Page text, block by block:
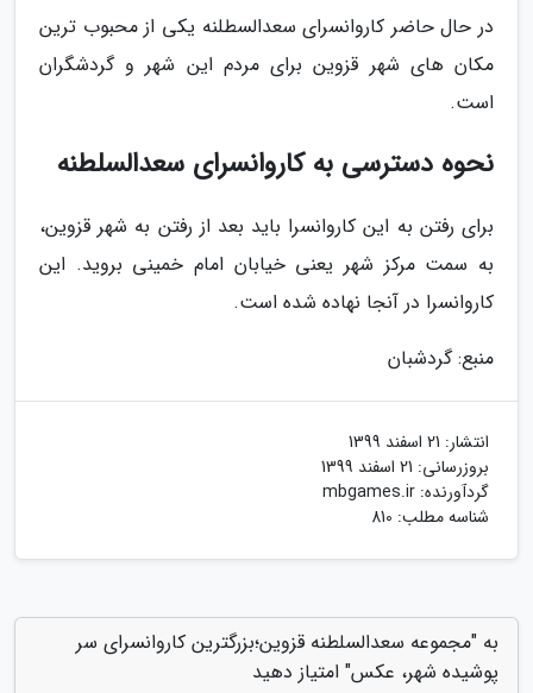
در حال حاضر کاروانسرای سعدالسطلنه یکی از محبوب ترین
مکان های شهر قزوین برای مردم این شهر و گردشگران
است.
نحوه دسترسی به کاروانسرای سعدالسلطنه
برای رفتن به این کاروانسرا باید بعد از رفتن به شهر قزوین،
به سمت مرکز شهر یعنی خیابان امام خمینی بروید. این
کاروانسرا در آنجا نهاده شده است.
منبع: گردشبان
انتشار: 21 اسفند 1399
بروزرسانی: 21 اسفند 1399
گردآورنده: mbgames.ir
شناسه مطلب: 810
به "مجموعه سعدالسلطنه قزوین؛بزرگترین کاروانسرای سر
پوشیده شهر، عکس" امتیاز دهید